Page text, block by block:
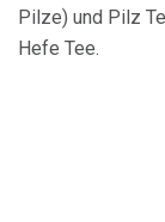
Pilze) und Pilz
Hefe Tee.